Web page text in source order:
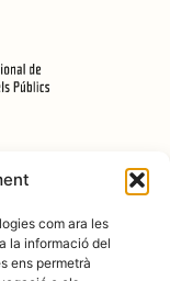
com ara les
la informació del
ens permetrà